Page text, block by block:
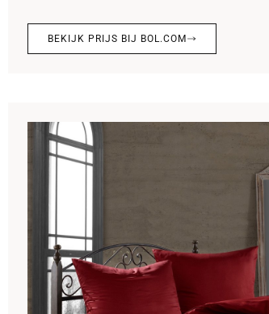
BEKIJK PRIJS BIJ BOL.COM